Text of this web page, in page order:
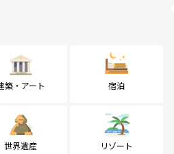
築・アート 宿泊
世界遺産 リゾート